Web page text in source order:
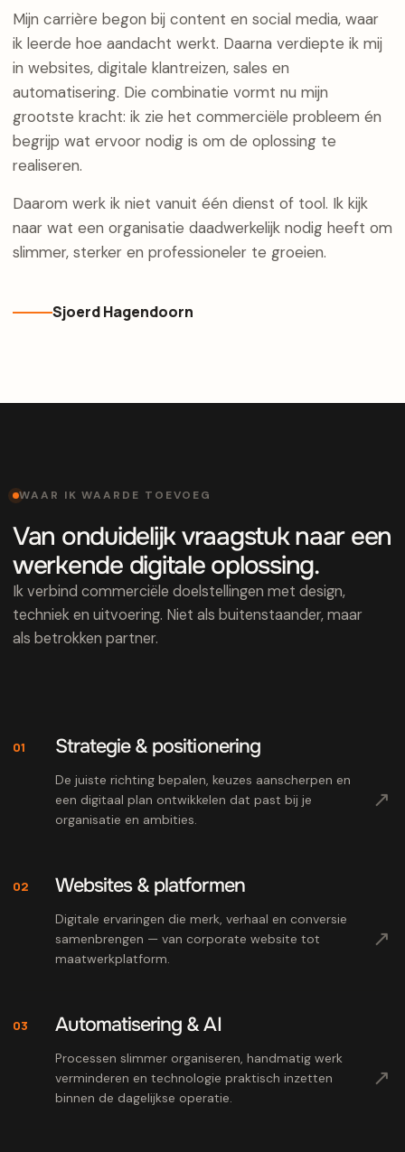
Mijn carrière begon bij content en social media, waar
ik leerde hoe aandacht werkt. Daarna verdiepte ik mij
in websites, digitale klantreizen, sales en
automatisering. Die combinatie vormt nu mijn
grootste kracht: ik zie het commerciële probleem én
begrijp wat ervoor nodig is om de oplossing te
realiseren.
Daarom werk ik niet vanuit één dienst of tool. Ik kijk
naar wat een organisatie daadwerkelijk nodig heeft om
slimmer, sterker en professioneler te groeien.
Sjoerd Hagendoorn
WAAR IK WAARDE TOEVOEG
Van onduidelijk vraagstuk naar een
werkende digitale oplossing.
Ik verbind commerciële doelstellingen met design,
techniek en uitvoering. Niet als buitenstaander, maar
als betrokken partner.
01 Strategie & positionering
De juiste richting bepalen, keuzes aanscherpen en
een digitaal plan ontwikkelen dat past bij je
organisatie en ambities.
↗
02 Websites & platformen
Digitale ervaringen die merk, verhaal en conversie
samenbrengen — van corporate website tot
maatwerkplatform.
↗
03 Automatisering & AI
Processen slimmer organiseren, handmatig werk
verminderen en technologie praktisch inzetten
binnen de dagelijkse operatie.
↗